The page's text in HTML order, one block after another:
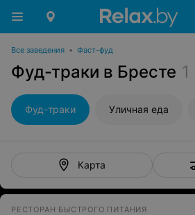
Все заведения • Фаст-фуд
Фуд-траки в Бресте 1
Фуд-траки Уличная еда
Карта
РЕСТОРАН БЫСТРОГО ПИТАНИЯ